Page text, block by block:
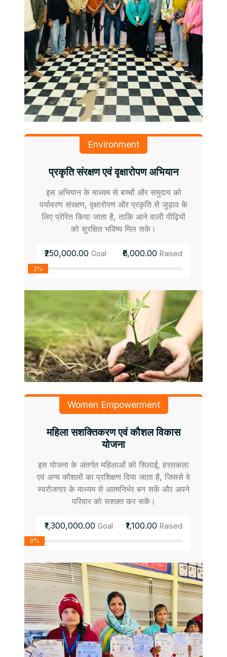
Environment
प्रकृति संरक्षण एवं वृक्षारोपण अभियान
इस अभियान के माध्यम से बच्चों और समुदाय को
पर्यावरण संरक्षण, वृक्षारोपण और प्रकृति से जुड़ाव के
लिए प्रेरित किया जाता है, ताकि आने वाली पीढ़ियों
को सुरक्षित भविष्य मिल सके।
₹250,000.00 Goal ₹6,000.00 Raised
2%
Women Empowerment
महिला सशक्तिकरण एवं कौशल विकास
योजना
इस योजना के अंतर्गत महिलाओं को सिलाई, हस्तकला
एवं अन्य कौशलों का प्रशिक्षण दिया जाता है, जिससे वे
स्वरोजगार के माध्यम से आत्मनिर्भर बन सकें और अपने
परिवार को सशक्त कर सकें।
₹1,300,000.00 Goal ₹1,100.00 Raised
0%